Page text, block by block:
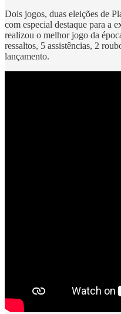
Dois jogos, duas eleições de
com especial destaque para a
realizou o melhor jogo da
ressaltos, 5 assistências, 2
lançamento.